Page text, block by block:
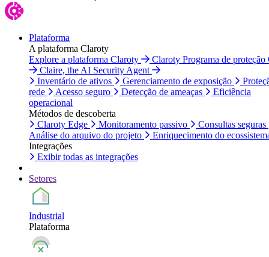
Plataforma
A plataforma Claroty
Explore a plataforma Claroty
Claroty Programa de proteção
Claire, the AI Security Agent
Inventário de ativos
Gerenciamento de exposição
rede
Acesso seguro Detecção de ameaças
Eficiência
operacional
Métodos de descoberta
Claroty Edge
Monitoramento passivo
Consultas seguras
Análise do arquivo do projeto
Enriquecimento do
Integrações
Exibir todas as integrações
Setores
Industrial
Plataforma